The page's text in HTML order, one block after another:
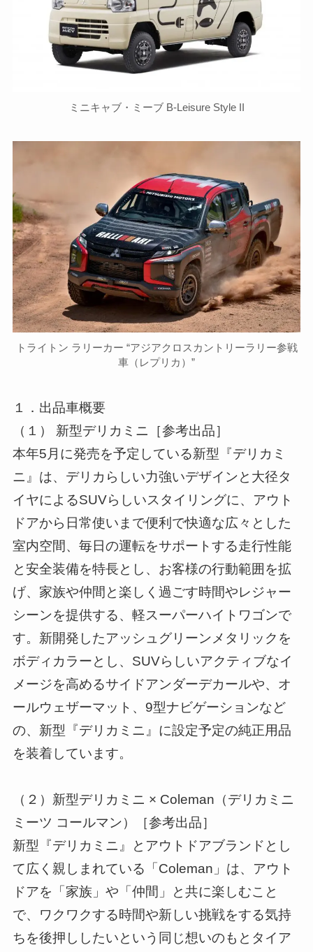
ミニキャブ・ミーブ B-Leisure Style II
トライトン ラリーカー “アジアクロスカントリーラリー参戦
車（レプリカ）”
１．出品車概要
（１） 新型デリカミニ［参考出品］
本年5月に発売を予定している新型『デリカミ
ニ』は、デリカらしい力強いデザインと大径タ
イヤによるSUVらしいスタイリングに、アウト
ドアから日常使いまで便利で快適な広々とした
室内空間、毎日の運転をサポートする走行性能
と安全装備を特長とし、お客様の行動範囲を拡
げ、家族や仲間と楽しく過ごす時間やレジャー
シーンを提供する、軽スーパーハイトワゴンで
す。新開発したアッシュグリーンメタリックを
ボディカラーとし、SUVらしいアクティブなイ
メージを高めるサイドアンダーデカールや、オ
ールウェザーマット、9型ナビゲーションなど
の、新型『デリカミニ』に設定予定の純正用品
を装着しています。
（２）新型デリカミニ × Coleman（デリカミニ
ミーツ コールマン）［参考出品］
新型『デリカミニ』とアウトドアブランドとし
て広く親しまれている「Coleman」は、アウト
ドアを「家族」や「仲間」と共に楽しむこと
で、ワクワクする時間や新しい挑戦をする気持
ちを後押ししたいという同じ想いのもとタイア